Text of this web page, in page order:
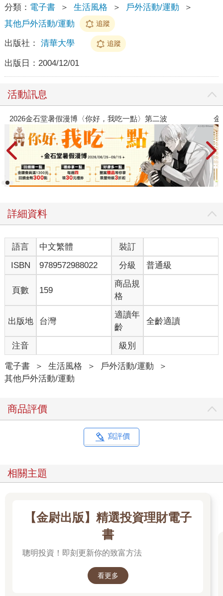
分類： 電子書 ＞ 生活風格 ＞ 戶外活動/運動
＞
其他戶外活動/運動
追蹤
出版社： 清華大學 追蹤
出版日： 2004/12/01
活動訊息
2026金石堂暑假漫博〈你好，我吃一點〉第二波 金
詳細資料
語言 中文繁體
裝訂
ISBN
9789572988022 分級 普通級
頁數 159
商品規
格
出版地 台灣
適讀年
齡
全齡適讀
注音 級別
電子書 ＞ 生活風格 ＞ 戶外活動/運動
＞
其他戶外活動/運動
商品評價
寫評價
相關主題
【金尉出版】精選投資理財電子
書
聰明投資！即刻更新你的致富方法
看更多